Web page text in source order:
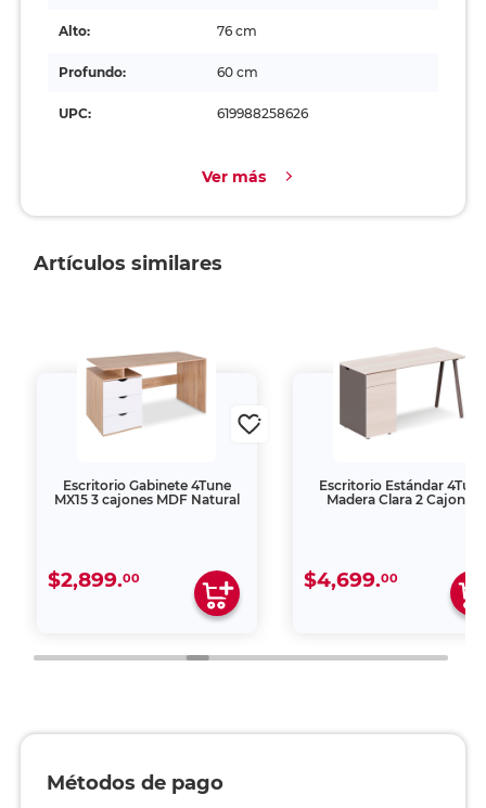
Alto: 76 cm
Profundo: 60 cm
UPC: 619988258626
Ver más
Artículos similares
Escritorio Gabinete 4Tune
MX15 3 cajones MDF Natural
$2,899.00
Escritorio Estándar 4Tune
Madera Clara 2 Cajones
$4,699.00
Métodos de pago